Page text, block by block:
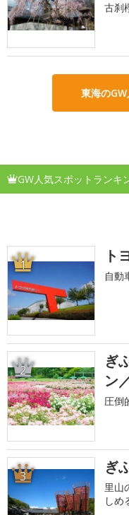
古刹
東海の
GW人気スポットランキ
1 ト
自動
2
ぎ
ン
圧倒
3 ぎ
里山
しめ